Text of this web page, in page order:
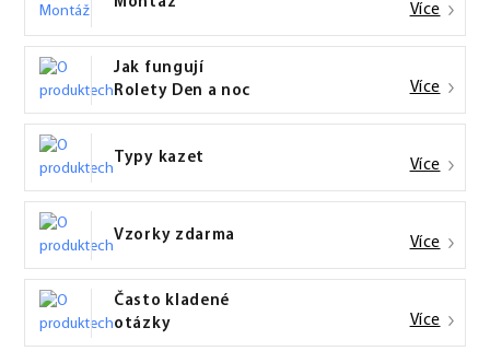
Více
Jak fungují
Rolety Den a noc
Více
Typy kazet Více
Vzorky zdarma Více
Často kladené
otázky
Více